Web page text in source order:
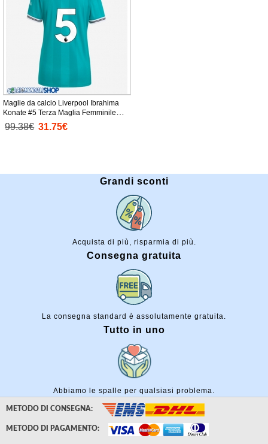
Maglie da calcio Liverpool Ibrahima
Konate #5 Terza Maglia Femminile
2025-26 Manica Corta
99.38€ 31.75€
Grandi sconti
Acquista di più, risparmia di più.
Consegna gratuita
La consegna standard è assolutamente gratuita.
Tutto in uno
Abbiamo le spalle per qualsiasi problema.
METODO DI CONSEGNA:
METODO DI PAGAMENTO: